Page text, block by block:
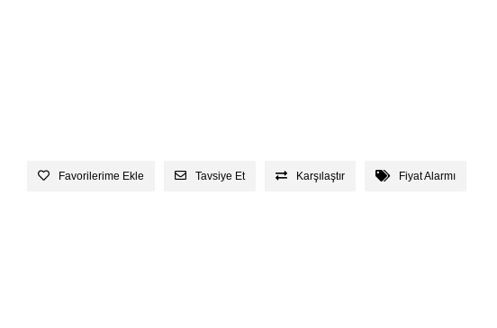
Favorilerime Ekle Tavsiye Et Karşılaştır Fiyat Alarmı